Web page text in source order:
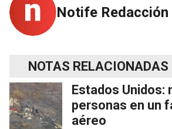
Notife Redacción
NOTAS RELACIONADAS
Estados Unidos:
personas en un
aéreo